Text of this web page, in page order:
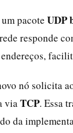
pacote UDP
responde
nó solicita
via TCP. Essa
da